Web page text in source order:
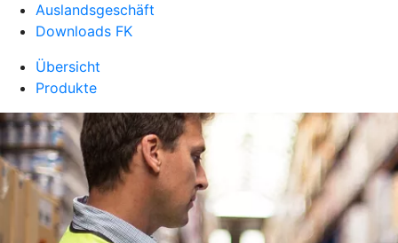
Auslandsgeschäft
Downloads FK
Übersicht
Produkte